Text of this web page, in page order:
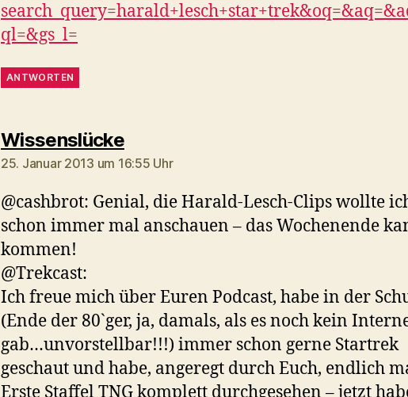
ql=&gs_l=
ANTWORTEN
Wissenslückesagt:
25. Januar 2013 um 16:55 Uhr
@cashbrot: Genial, die Harald-Lesch-Clips wollte
schon immer mal anschauen – das Wochenende
kommen!
@Trekcast:
Ich freue mich über Euren Podcast, habe in der
(Ende der 80`ger, ja, damals, als es noch kein
gab…unvorstellbar!!!) immer schon gerne Startrek
geschaut und habe, angeregt durch Euch, endlich
Erste Staffel TNG komplett durchgesehen – jetzt